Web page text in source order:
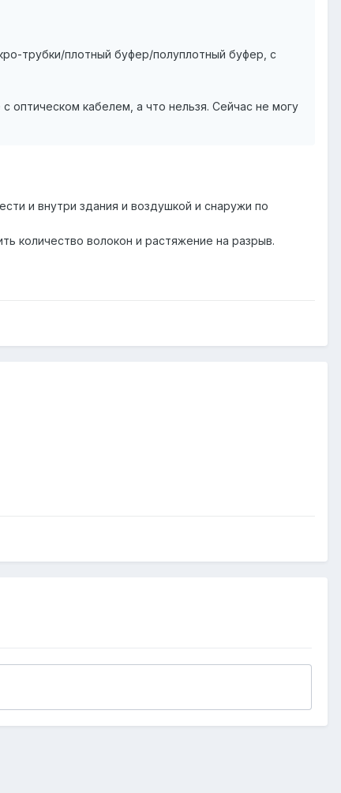
трубки/плотный буфер/полуплотный буфер, с
оптическом кабелем, а что нельзя. Сейчас не могу
и внутри здания и воздушкой и снаружи по
количество волокон и растяжение на разрыв.